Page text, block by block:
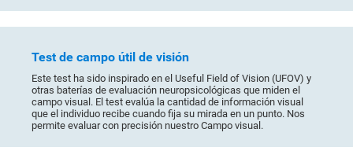
Test de campo útil de visión
Este test ha sido inspirado en el Useful Field of Vision (UFOV) y
otras baterías de evaluación neuropsicológicas que miden el
campo visual. El test evalúa la cantidad de información visual
que el individuo recibe cuando fija su mirada en un punto. Nos
permite evaluar con precisión nuestro Campo visual.